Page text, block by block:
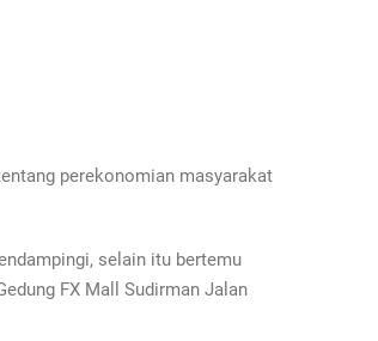
perekonomian masyarakat
selain itu bertemu
FX Mall Sudirman Jalan